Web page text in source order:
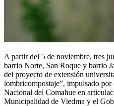
A partir del 5 de noviembre, tres
barrio Norte, San Roque y barrio
del proyecto de extensión
lombricompostaje”, impulsado
Nacional del Comahue en
Municipalidad de Viedma y el